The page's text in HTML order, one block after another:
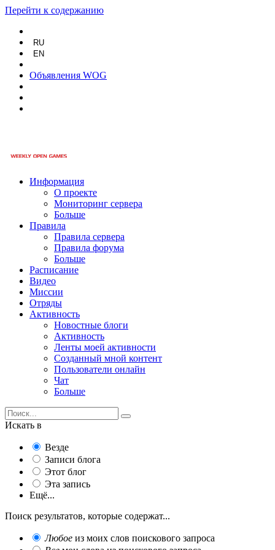
Перейти к содержанию
RU
EN
Объявления WOG
Информация
О проекте
Мониторинг сервера
Больше
Правила
Правила сервера
Правила форума
Больше
Расписание
Видео
Миссии
Отряды
Активность
Новостные блоги
Активность
Ленты моей активности
Созданный мной контент
Пользователи онлайн
Чат
Больше
Искать в
Везде
Записи блога
Этот блог
Эта запись
Ещё...
Поиск результатов, которые содержат...
Любое из моих слов поискового запроса